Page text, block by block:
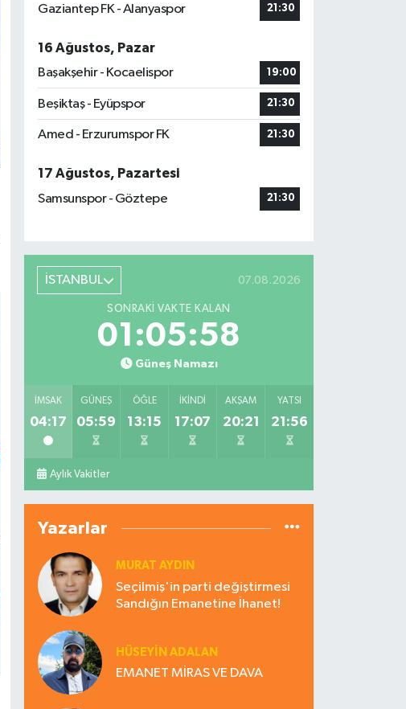
Gaziantep FK - Alanyaspor 21:30
16 Ağustos, Pazar
Başakşehir - Kocaelispor
19:00
Beşiktaş - Eyüpspor 21:30
Amed - Erzurumspor FK 21:30
17 Ağustos, Pazartesi
Samsunspor - Göztepe
21:30
İSTANBUL 07.08.2026
SONRAKI VAKTE KALAN
01:05:56
Güneş Namazı
İMSAK
04:17
GÜNEŞ
05:59
ÖĞLE
13:15
İKINDI
17:07
AKŞAM
20:21
YATSI
21:56
Aylık Vakitler
Yazarlar
MURAT AYDIN
Seçilmiş'in parti değiştirmesi
Sandığın Emanetine İhanet!
HÜSEYIN ADALAN
EMANET MİRAS VE DAVA